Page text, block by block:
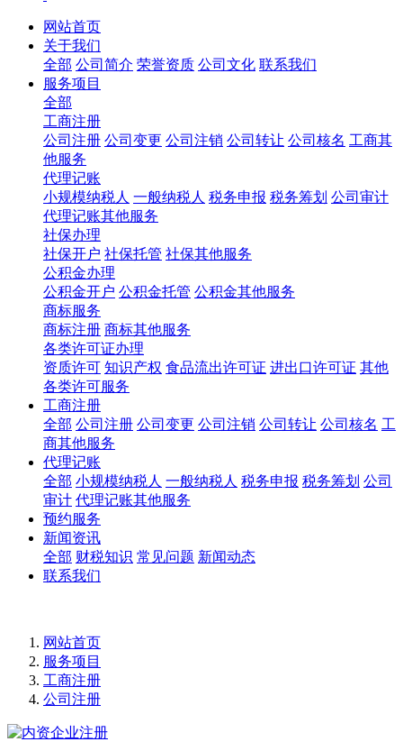
网站首页
关于我们
全部 公司简介 荣誉资质 公司文化 联系我们
服务项目
全部
工商注册
公司注册 公司变更 公司注销 公司转让 公司核名 工商其
他服务
代理记账
小规模纳税人 一般纳税人 税务申报 税务筹划 公司审计
代理记账其他服务
社保办理
社保开户 社保托管 社保其他服务
公积金办理
公积金开户 公积金托管 公积金其他服务
商标服务
商标注册 商标其他服务
各类许可证办理
资质许可 知识产权 食品流出许可证 进出口许可证 其他
各类许可服务
工商注册
全部 公司注册 公司变更 公司注销 公司转让 公司核名 工
商其他服务
代理记账
全部 小规模纳税人 一般纳税人 税务申报 税务筹划 公司
审计 代理记账其他服务
预约服务
新闻资讯
全部 财税知识 常见问题 新闻动态
联系我们
网站首页
服务项目
工商注册
公司注册